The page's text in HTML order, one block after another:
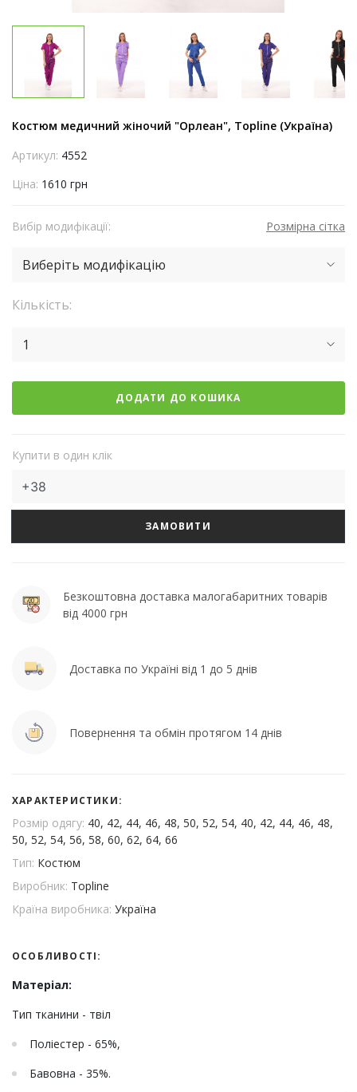
Костюм медичний жіночий "Орлеан", Topline (Україна)
Артикул: 4552
Ціна: 1610 грн
Вибір модифікації: Розмірна сітка
Виберіть модифікацію
Кількість:
1
ДОДАТИ ДО КОШИКА
Купити в один клік
ЗАМОВИТИ
Безкоштовна доставка малогабаритних товарів
від 4000 грн
Доставка по Україні від 1 до 5 днів
Повернення та обмін протягом 14 днів
ХАРАКТЕРИСТИКИ:
Розмір одягу: 40, 42, 44, 46, 48, 50, 52, 54, 40, 42, 44, 46, 48,
50, 52, 54, 56, 58, 60, 62, 64, 66
Тип: Костюм
Виробник: Topline
Країна виробника: Україна
ОСОБЛИВОСТІ:
Матеріал:
Тип тканини - твіл
Поліестер - 65%,
Бавовна - 35%.